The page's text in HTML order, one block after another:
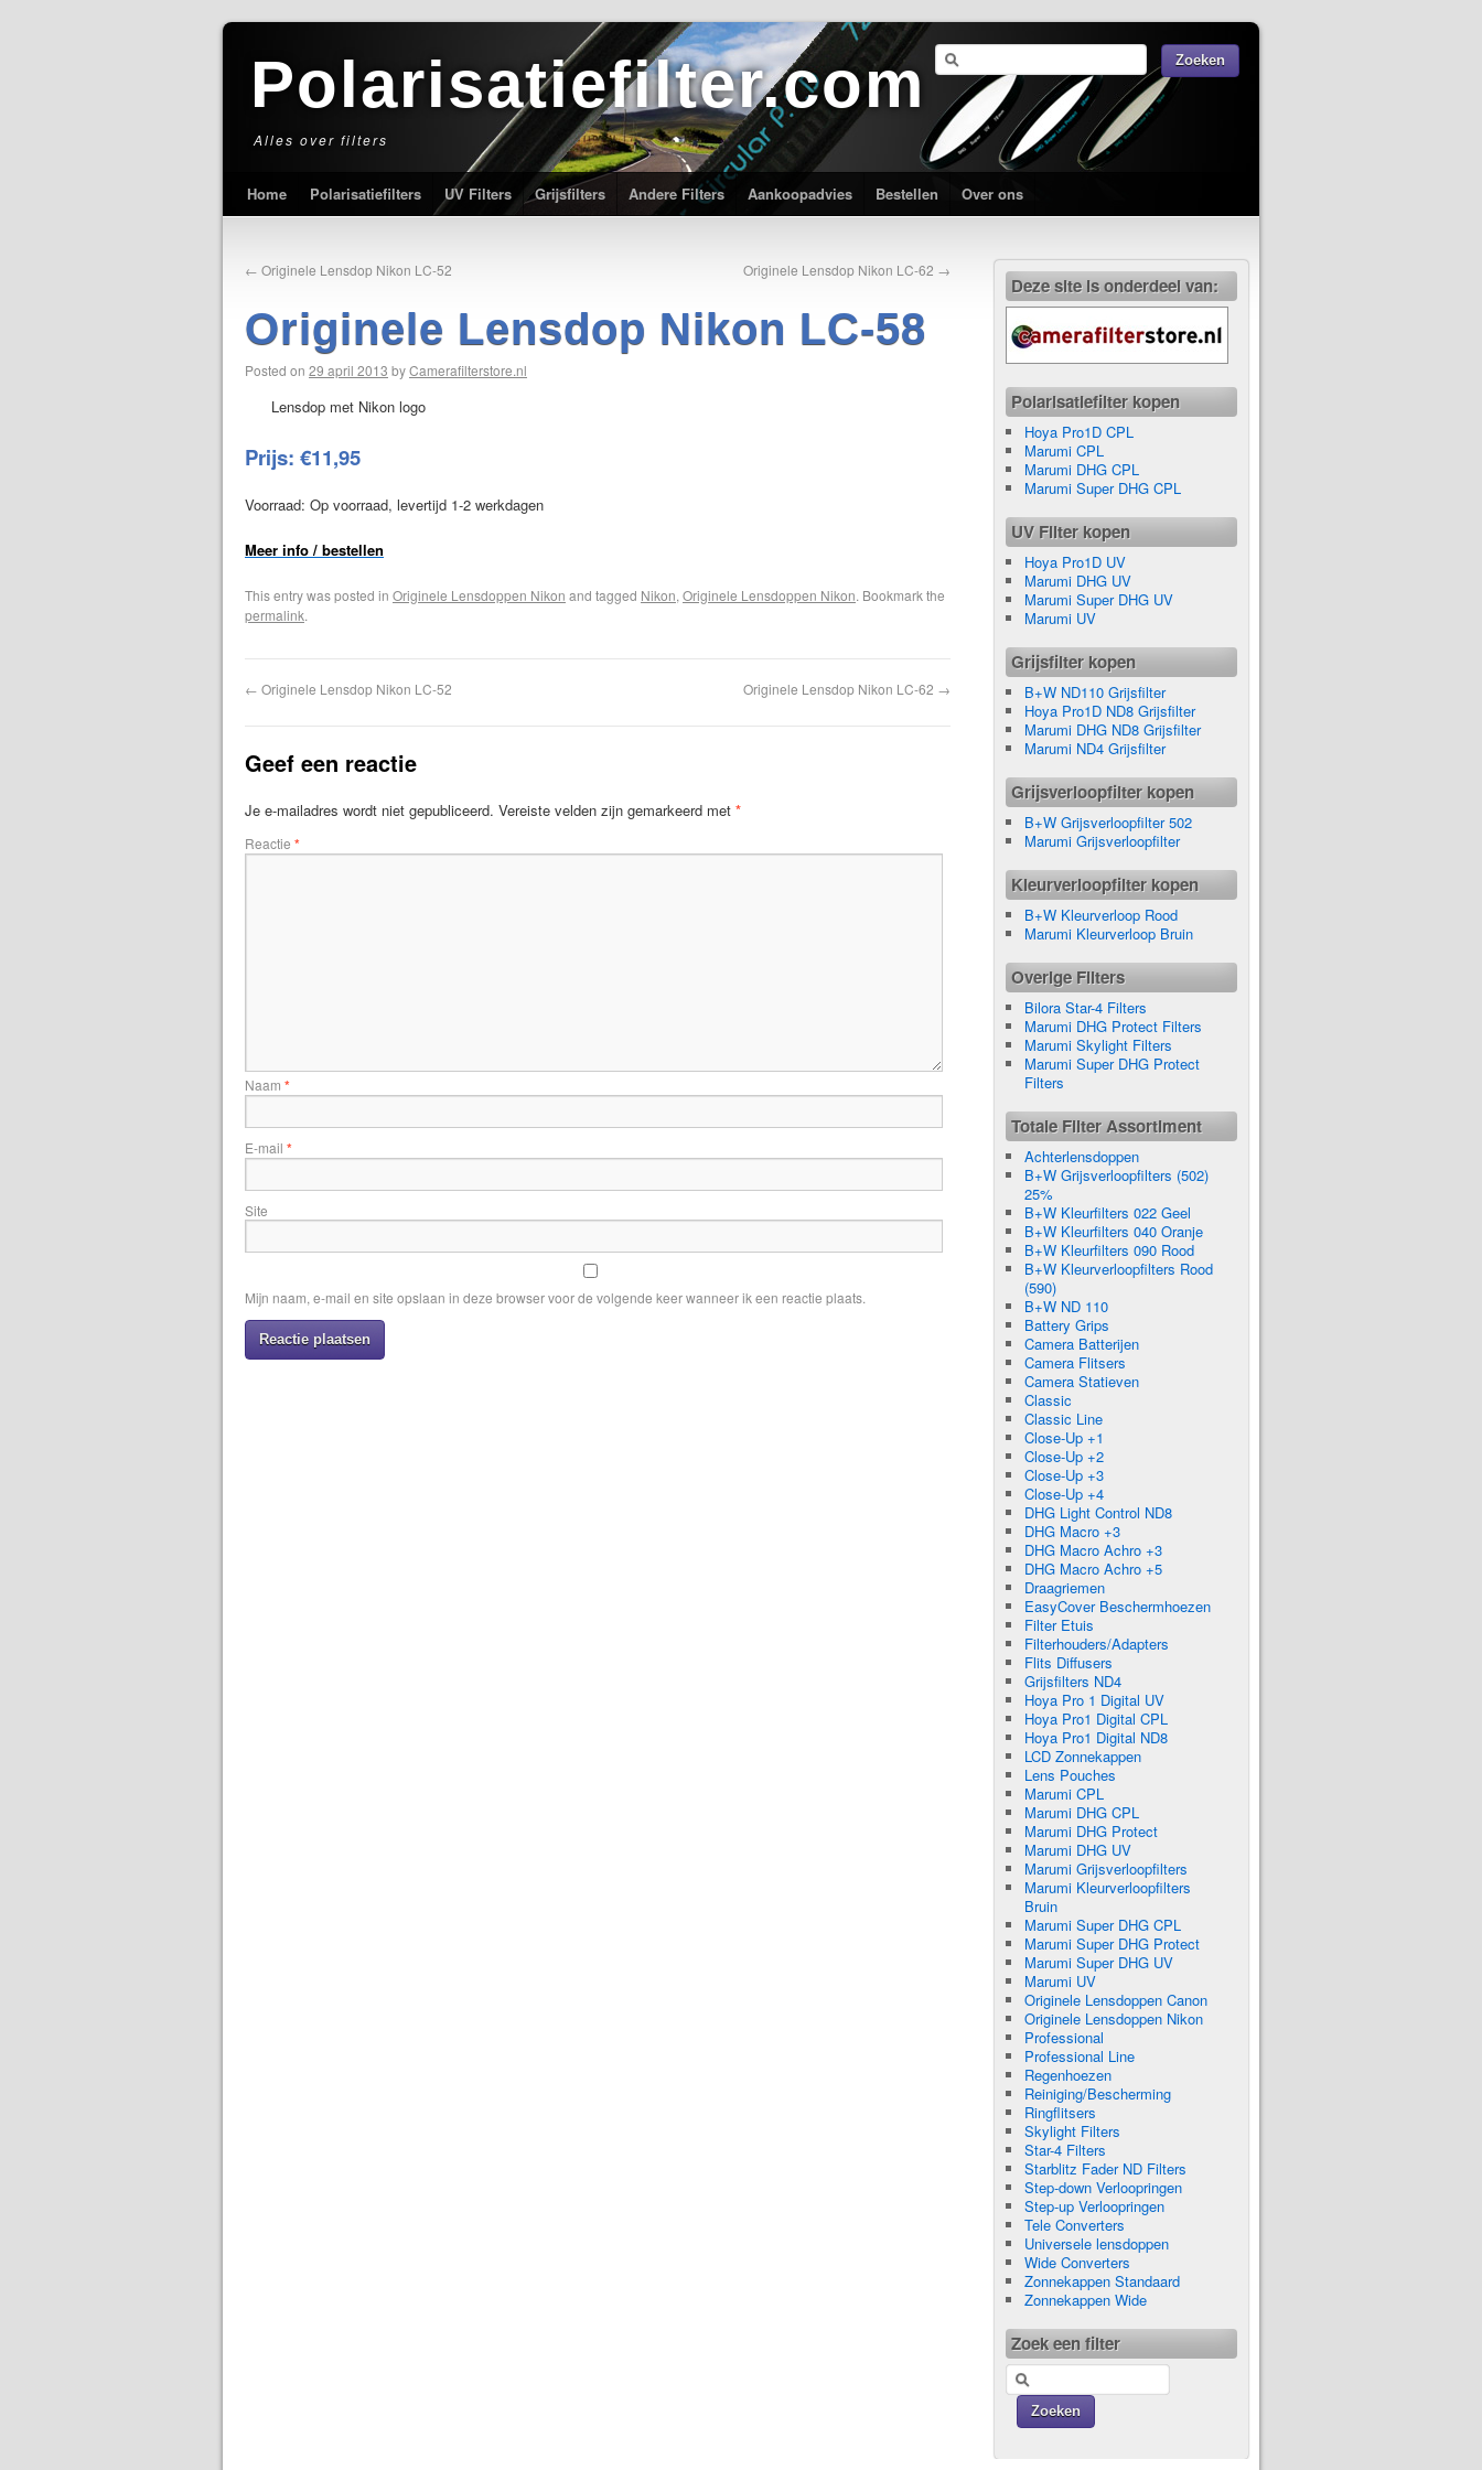
Polarisatiefilter.com
Alles over filters
Home Polarisatiefilters UV Filters Grijsfilters Andere Filters Aankoopadvies Bestellen Over ons
← Originele Lensdop Nikon LC-52 Originele Lensdop Nikon LC-62 →
Originele Lensdop Nikon LC-58
Posted on 29 april 2013 byCamerafilterstore.nl
Lensdop met Nikon logo
Prijs: €11,95
Voorraad: Op voorraad, levertijd 1-2 werkdagen
Meer info / bestellen
This entry was posted in Originele Lensdoppen Nikon and tagged Nikon, Originele Lensdoppen Nikon. Bookmark the
permalink.
← Originele Lensdop Nikon LC-52 Originele Lensdop Nikon LC-62 →
Geef een reactie
Je e-mailadres wordt niet gepubliceerd. Vereiste velden zijn gemarkeerd met *
Reactie *
Naam *
E-mail *
Site
Mijn naam, e-mail en site opslaan in deze browser voor de volgende keer wanneer ik een reactie plaats.
Deze site is onderdeel van:
Polarisatiefilter kopen
Hoya Pro1D CPL
Marumi CPL
Marumi DHG CPL
Marumi Super DHG CPL
UV Filter kopen
Hoya Pro1D UV
Marumi DHG UV
Marumi Super DHG UV
Marumi UV
Grijsfilter kopen
B+W ND110 Grijsfilter
Hoya Pro1D ND8 Grijsfilter
Marumi DHG ND8 Grijsfilter
Marumi ND4 Grijsfilter
Grijsverloopfilter kopen
B+W Grijsverloopfilter 502
Marumi Grijsverloopfilter
Kleurverloopfilter kopen
B+W Kleurverloop Rood
Marumi Kleurverloop Bruin
Overige Filters
Bilora Star-4 Filters
Marumi DHG Protect Filters
Marumi Skylight Filters
Marumi Super DHG Protect
Filters
Totale Filter Assortiment
Achterlensdoppen
B+W Grijsverloopfilters (502)
25%
B+W Kleurfilters 022 Geel
B+W Kleurfilters 040 Oranje
B+W Kleurfilters 090 Rood
B+W Kleurverloopfilters Rood
(590)
B+W ND 110
Battery Grips
Camera Batterijen
Camera Flitsers
Camera Statieven
Classic
Classic Line
Close-Up +1
Close-Up +2
Close-Up +3
Close-Up +4
DHG Light Control ND8
DHG Macro +3
DHG Macro Achro +3
DHG Macro Achro +5
Draagriemen
EasyCover Beschermhoezen
Filter Etuis
Filterhouders/Adapters
Flits Diffusers
Grijsfilters ND4
Hoya Pro 1 Digital UV
Hoya Pro1 Digital CPL
Hoya Pro1 Digital ND8
LCD Zonnekappen
Lens Pouches
Marumi CPL
Marumi DHG CPL
Marumi DHG Protect
Marumi DHG UV
Marumi Grijsverloopfilters
Marumi Kleurverloopfilters
Bruin
Marumi Super DHG CPL
Marumi Super DHG Protect
Marumi Super DHG UV
Marumi UV
Originele Lensdoppen Canon
Originele Lensdoppen Nikon
Professional
Professional Line
Regenhoezen
Reiniging/Bescherming
Ringflitsers
Skylight Filters
Star-4 Filters
Starblitz Fader ND Filters
Step-down Verloopringen
Step-up Verloopringen
Tele Converters
Universele lensdoppen
Wide Converters
Zonnekappen Standaard
Zonnekappen Wide
Zoek een filter